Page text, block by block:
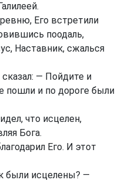
Его встретили
поодаль,
Наставник, сжалься
— Пойдите и
пошли и по дороге были
что исцелен,
Бога.
Его. И этот
были исцелены? —